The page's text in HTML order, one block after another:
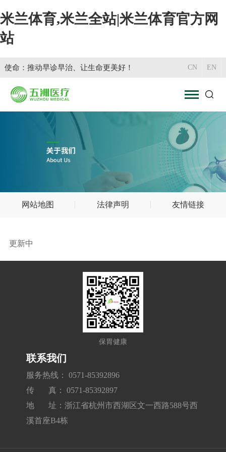
米兰体育,米兰全站|米兰体育官方网
站
使命：推动早诊早治、让生命更美好！ CN EN
网站地图 法律声明 友情链接
更新中
保胃健康
联系我们
服务热线： 0571-85392896
传 真： 0571-85392897
地 址：浙江省杭州市西湖区文一西路588号西
溪首座B4栋